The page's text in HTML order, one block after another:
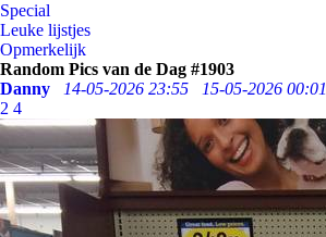
Special
Leuke lijstjes
Opmerkelijk
Random Pics van de Dag #1903
Danny
14-05-2026 23:55 15-05-2026 00:01
2 4